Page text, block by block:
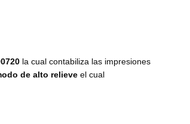
la cual contabiliza las impresiones
de alto relieve el cual